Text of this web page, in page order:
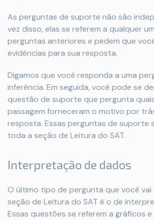
As perguntas de suporte não são
vez disso, elas se referem a qualquer
perguntas anteriores e pedem que
evidências para sua resposta.
Digamos que você responda a uma
inferência. Em seguida, você pode se
questão de suporte que pergunta
passagem forneceram o motivo por
resposta. Essas perguntas de suporte
toda a seção de Leitura do SAT.
Interpretação de dados
O último tipo de pergunta que você
seção de Leitura do SAT é o de
Essas questões se referem a gráficos